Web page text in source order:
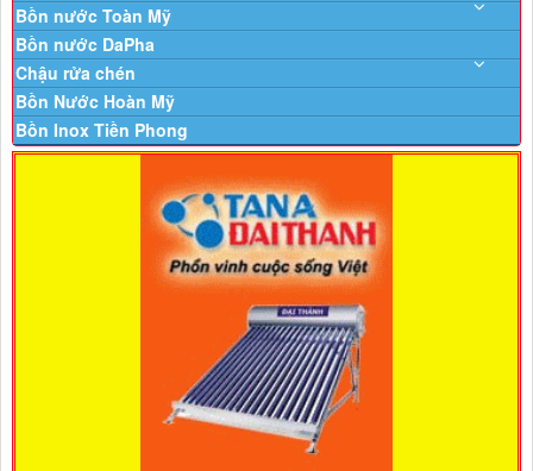
Bồn nước Toàn Mỹ
Bồn nước DaPha
Chậu rửa chén
Bồn Nước Hoàn Mỹ
Bồn Inox Tiền Phong